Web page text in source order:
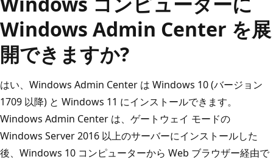
Windows Admin Center を展
開できますか?
はい、Windows Admin Center は Windows 10 (バージョン
1709 以降) と Windows 11 にインストールできます。
Windows Admin Center は、ゲートウェイ モードの
Windows Server 2016 以上のサーバーにインストールした
後、Windows 10 コンピューターから Web ブラウザー経由で